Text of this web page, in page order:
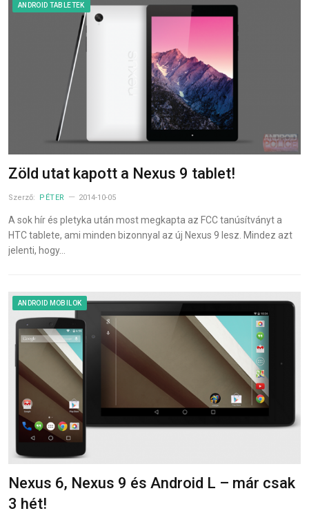
ANDROID TABLETEK
Zöld utat kapott a Nexus 9 tablet!
Szerző: PÉTER 2014-10-05
A sok hír és pletyka után most megkapta az FCC tanúsítványt a
HTC tablete, ami minden bizonnyal az új Nexus 9 lesz. Mindez azt
jelenti, hogy…
ANDROID MOBILOK
Nexus 6, Nexus 9 és Android L – már csak
3 hét!